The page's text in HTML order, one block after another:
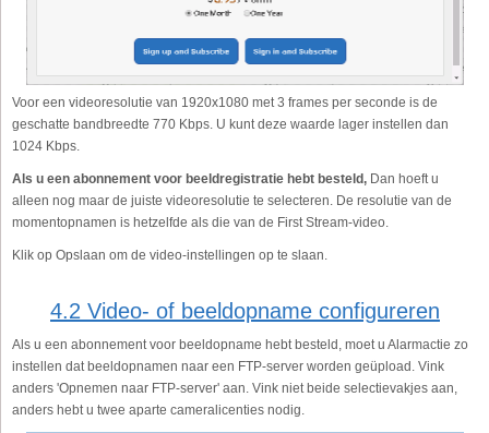
Voor een videoresolutie van 1920x1080 met 3 frames per seconde is de
geschatte bandbreedte 770 Kbps. U kunt deze waarde lager instellen dan
1024 Kbps.
Als u een abonnement voor beeldregistratie hebt besteld, Dan hoeft u
alleen nog maar de juiste videoresolutie te selecteren. De resolutie van de
momentopnamen is hetzelfde als die van de First Stream-video.
Klik op Opslaan om de video-instellingen op te slaan.
4.2 Video- of beeldopname configureren
Als u een abonnement voor beeldopname hebt besteld, moet u Alarmactie zo
instellen dat beeldopnamen naar een FTP-server worden geüpload. Vink
anders 'Opnemen naar FTP-server' aan. Vink niet beide selectievakjes aan,
anders hebt u twee aparte cameralicenties nodig.